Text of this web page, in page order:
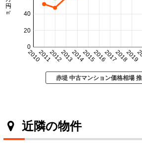
2010201120122013201420152016201720182019
0
20
40
赤堤 中古マンション価格相場
近隣の物件